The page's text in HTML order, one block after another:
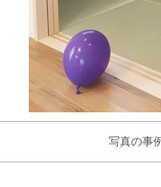
写真の事